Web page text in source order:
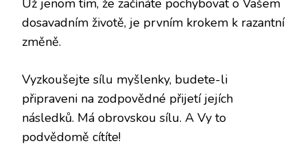
dosavadním životě, je prvním krokem k razantní
změně.
Vyzkoušejte sílu myšlenky, budete-li
připraveni na zodpovědné přijetí jejích
následků. Má obrovskou sílu. A Vy to
podvědomě cítíte!